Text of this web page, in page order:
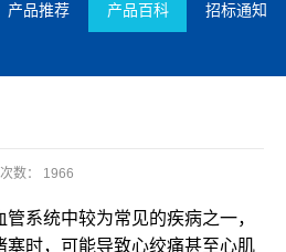
产品推荐 产品百科 招标通知
数： 1966
系统中较为常见的疾病之一，
塞时，可能导致心绞痛甚至心肌